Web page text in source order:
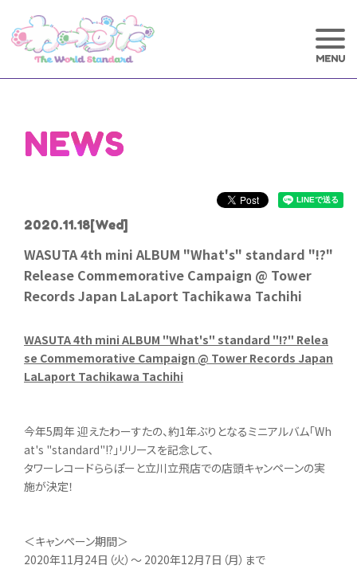
NEWS
2020.11.18[Wed]
WASUTA 4th mini ALBUM "What's" standard "!?"
Release Commemorative Campaign @ Tower
Records Japan LaLaport Tachikawa Tachihi
WASUTA 4th mini ALBUM "What's" standard "!?" Relea
se Commemorative Campaign @ Tower Records Japan
LaLaport Tachikawa Tachihi
今年5周年 迎えたわーすたの、約1年ぶりとなるミニアルバム「Wh
at's "standard"!?」リリースを記念して、
タワーレコードららぽーと立川立飛店での店頭キャンペーンの実
施が決定！
＜キャンペーン期間＞
2020年11月24日（火）～ 2020年12月7日（月）まで